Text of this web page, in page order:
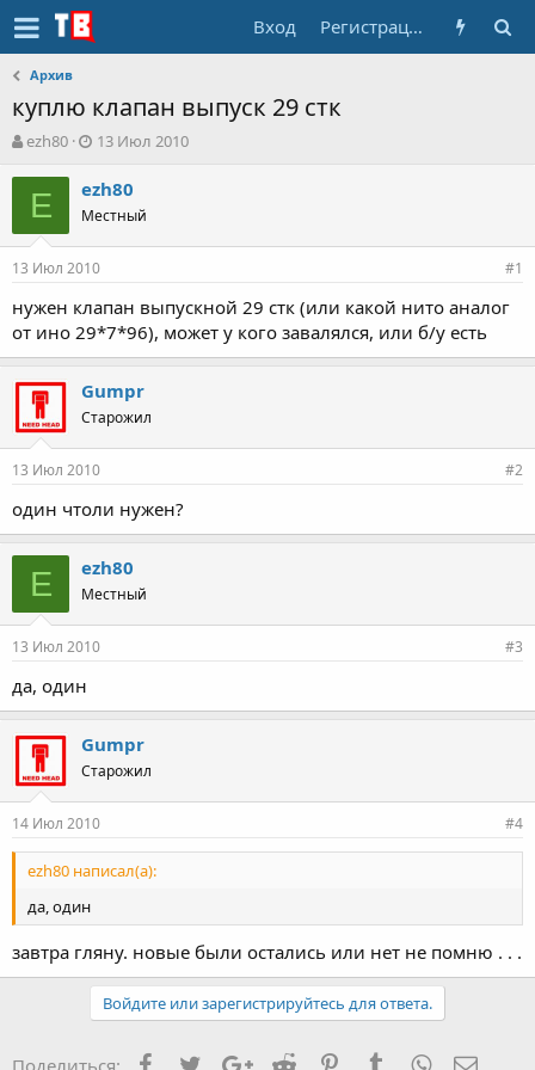
Вход Регистрация
Архив
куплю клапан выпуск 29 стк
А
т
т
е
ы
ezh80
Д
т
н
а
ч
л
а
13 Июл 2010
E ezh80
Местный
13 Июл 2010 #1
нужен клапан выпускной 29 стк (или какой нито аналог
от ино 29*7*96), может у кого завалялся, или б/у есть
Gumpr
Старожил
13 Июл 2010 #2
один чтоли нужен?
E ezh80
Местный
13 Июл 2010 #3
да, один
Gumpr
Старожил
14 Июл 2010 #4
ezh80 написал(а):
да, один
завтра гляну. новые были остались или нет не помню . . .
Войдите или зарегистрируйтесь для ответа.
Поделиться: FacebookTwitterGoogle+
Reddit PinterestTumblrWhatsApp